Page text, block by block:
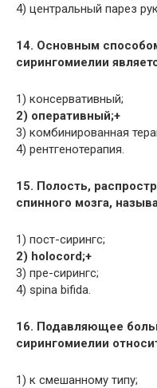
4) центральный парез
14. Основным
сирингомиелии
1) консервативный;
2) оперативный;+
3) комбинированная
4) рентгенотерапия.
15. Полость,
спинного мозга,
1) пост-сирингс;
2) holocord;+
3) пре-сирингс;
4) spina bifida.
16. Подавляющее
сирингомиелии
1) к смешанному типу;